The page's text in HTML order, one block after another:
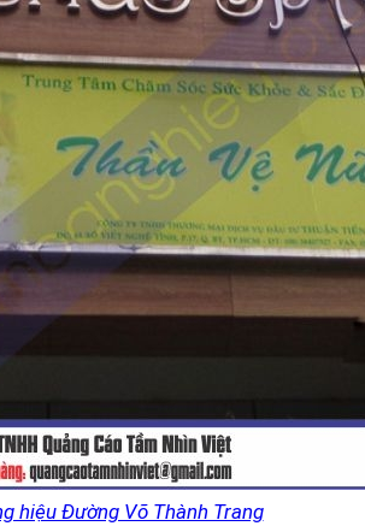
hiệu Đường Võ Thành Trang